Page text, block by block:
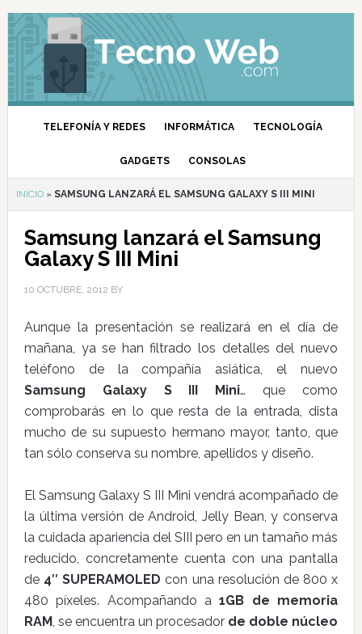
TELEFONÍA Y REDES INFORMÁTICA TECNOLOGÍA
GADGETS CONSOLAS
INICIO» SAMSUNG LANZARÁ EL SAMSUNG GALAXY S III MINI
Samsung lanzará el Samsung
Galaxy S III Mini
10 OCTUBRE, 2012 BY
Aunque la presentación se realizará en el día de
mañana, ya se han filtrado los detalles del nuevo
teléfono de la compañía asiática, el nuevo
Samsung Galaxy S III Mini… que como
comprobarás en lo que resta de la entrada, dista
mucho de su supuesto hermano mayor, tanto, que
tan sólo conserva su nombre, apellidos y diseño.
El Samsung Galaxy S III Mini vendrá acompañado de
la última versión de Android, Jelly Bean, y conserva
la cuidada apariencia del SIII pero en un tamaño más
reducido, concretamente cuenta con una pantalla
de 4″ SUPERAMOLED con una resolución de 800 x
480 píxeles. Acompañando a1GB de memoria
RAM, se encuentra un procesador de doble núcleo